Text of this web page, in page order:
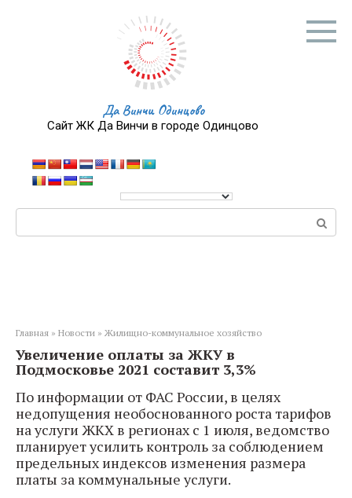
Да Винчи Одинцово
Сайт ЖК Да Винчи в городе Одинцово
Главная » Новости » Жилищно-коммунальное хозяйство
Увеличение оплаты за ЖКУ в
Подмосковье 2021 составит 3,3%
По информации от ФАС России, в целях
недопущения необоснованного роста тарифов
на услуги ЖКХ в регионах с 1 июля, ведомство
планирует усилить контроль за соблюдением
предельных индексов изменения размера
платы за коммунальные услуги.